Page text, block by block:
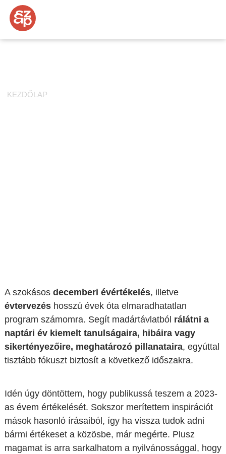
KEZDŐLAP
A szokásos decemberi évértékelés, illetve
évtervezés hosszú évek óta elmaradhatatlan
program számomra. Segít madártávlatból rálátni a
naptári év kiemelt tanulságaira, hibáira vagy
sikertényezőire, meghatározó pillanataira, egyúttal
tisztább fókuszt biztosít a következő időszakra.
Idén úgy döntöttem, hogy publikussá teszem a 2023-
as évem értékelését. Sokszor merítettem inspirációt
mások hasonló írásaiból, így ha vissza tudok adni
bármi értékeset a közösbe, már megérte. Plusz
magamat is arra sarkalhatom a nyilvánossággal, hogy